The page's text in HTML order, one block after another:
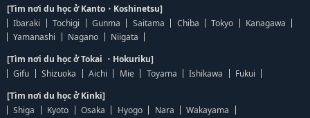
[Tìm nơi du học ở Kanto・Koshinetsu]
Ibaraki
Tochigi Gunma Saitama Chiba Tokyo
Kanagawa
Yamanashi
Nagano
Niigata
[Tìm nơi du học ở Tokai ・Hokuriku]
Gifu
Shizuoka Aichi Mie Toyama Ishikawa
Fukui
[Tìm nơi du học ở Kinki]
Shiga
Kyoto Osaka Hyogo Nara
Wakayama